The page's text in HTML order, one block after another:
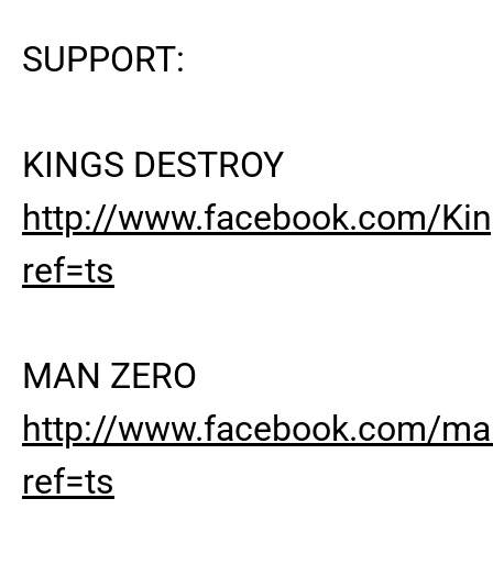
SUPPORT:
KINGS DESTROY
http://www.facebook.com/
ref=ts
MAN ZERO
http://www.facebook.com/
ref=ts